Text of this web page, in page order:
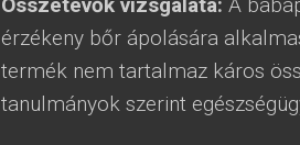
érzékeny bőr ápolására
termék nem tartalmaz káros
tanulmányok szerint